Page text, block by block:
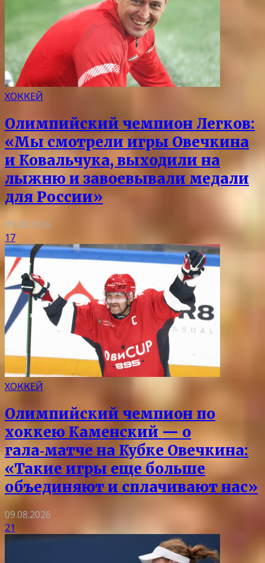
ХОККЕЙ
Олимпийский чемпион Легков:
«Мы смотрели игры Овечкина
и Ковальчука, выходили на
лыжню и завоевывали медали
для России»
09.08.2026
17
ХОККЕЙ
Олимпийский чемпион по
хоккею Каменский — о
гала‑матче на Кубке Овечкина:
«Такие игры еще больше
объединяют и сплачивают нас»
09.08.2026
21